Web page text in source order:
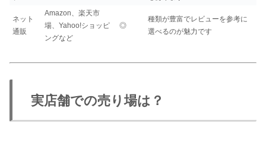
ネット
通販
Amazon、楽天市
場、Yahoo!ショッピ
ングなど
◎
種類が豊富でレビューを参考に
選べるのが魅力です
実店舗での売り場は？